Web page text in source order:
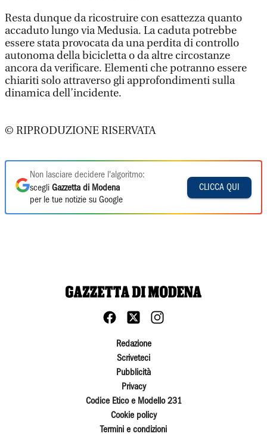
Resta dunque da ricostruire con esattezza quanto
accaduto lungo via Medusia. La caduta potrebbe
essere stata provocata da una perdita di controllo
autonoma della bicicletta o da altre circostanze
ancora da verificare. Elementi che potranno essere
chiariti solo attraverso gli approfondimenti sulla
dinamica dell’incidente.
© RIPRODUZIONE RISERVATA
Non lasciare decidere l'algoritmo:
scegli Gazzetta di Modena
per le tue notizie su Google
CLICCA QUI
Redazione
Scriveteci
Pubblicità
Privacy
Codice Etico e Modello 231
Cookie policy
Termini e condizioni